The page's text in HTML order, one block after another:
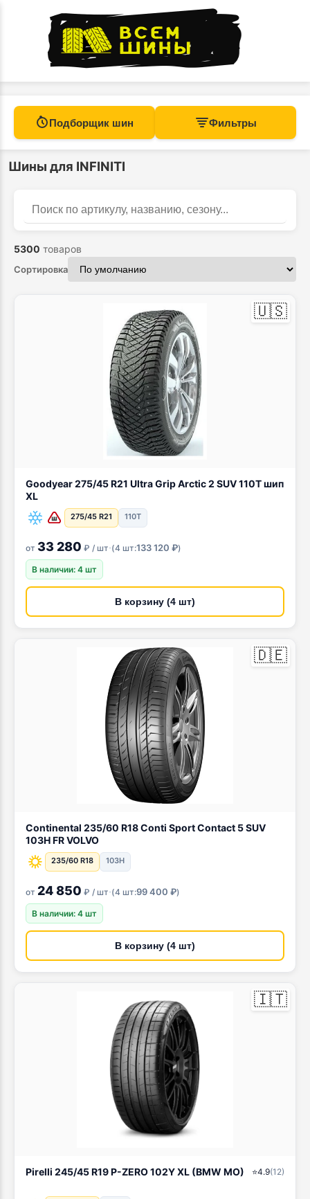
Подборщик шин Фильтры
Шины для INFINITI
Поиск по каталогу
5300 товаров
Сортировка
🇺🇸
Goodyear 275/45 R21 Ultra Grip Arctic 2 SUV 110T шип
XL
275/45 R21 110T
от 33 280 ₽ / шт·(4 шт:133 120 ₽)
В наличии: 4 шт
В корзину (4 шт)
🇩🇪
Continental 235/60 R18 Conti Sport Contact 5 SUV
103H FR VOLVO
235/60 R18 103H
от 24 850 ₽ / шт·(4 шт:99 400 ₽)
В наличии: 4 шт
В корзину (4 шт)
🇮🇹
Pirelli 245/45 R19 P-ZERO 102Y XL (BMW MO) ⭐4.9(12)